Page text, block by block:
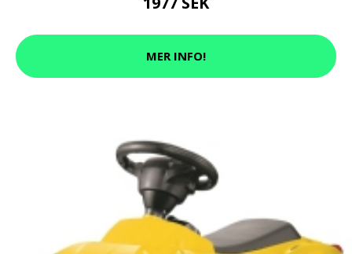
MER INFO!